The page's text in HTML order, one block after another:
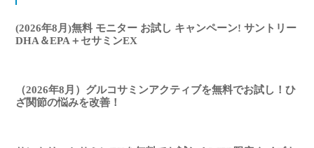
(2026年8月)無料 モニター お試し キャンペーン! サントリー
DHA＆EPA＋セサミンEX
（2026年8月）グルコサミンアクティブを無料でお試し！ひ
ざ関節の悩みを改善！